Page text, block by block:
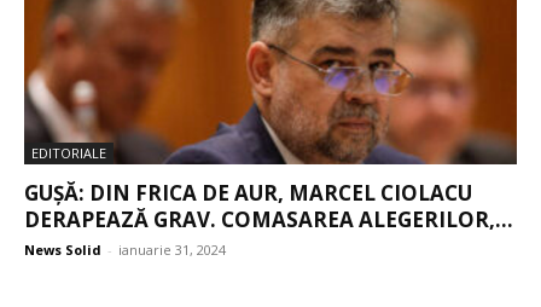
EDITORIALE
GUȘĂ: DIN FRICA DE AUR, MARCEL CIOLACU
DERAPEAZĂ GRAV. COMASAREA ALEGERILOR,...
News Solid - ianuarie 31, 2024